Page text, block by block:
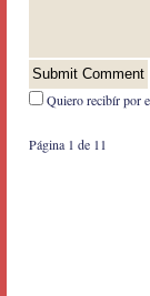
Quiero recibír por
Página 1 de 1 1